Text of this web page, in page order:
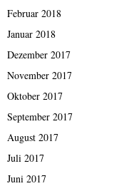
Februar 2018
Januar 2018
Dezember 2017
November 2017
Oktober 2017
September 2017
August 2017
Juli 2017
Juni 2017